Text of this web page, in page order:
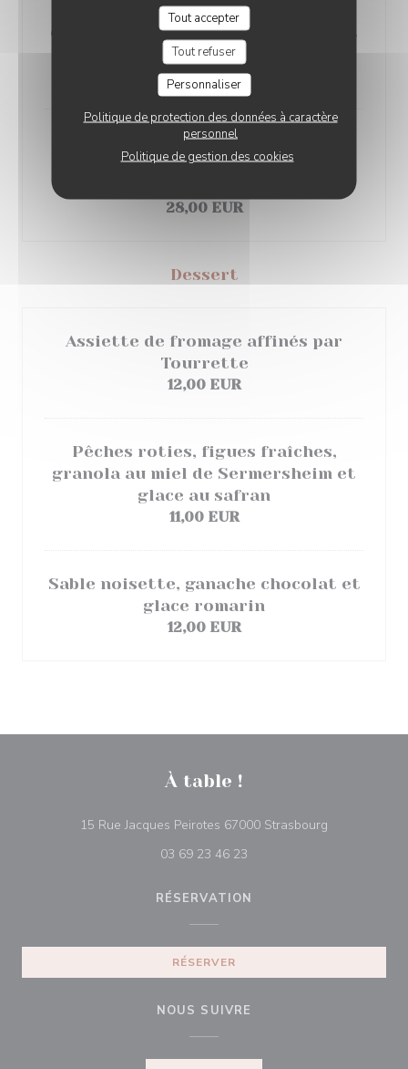
Tout accepter
Tout refuser
Personnaliser
Politique de protection des données à caractère
personnel
Politique de gestion des cookies
Pavé de lieu jaune côtier, petit
épeautre basilic et citron confit et
bouillabaisse émulsionnée
31,00 EUR
Maltagli à l’ail noir, aubergines,
myrtilles sauvages et straciatella
28,00 EUR
Dessert
Assiette de fromage affinés par
Tourrette
12,00 EUR
Pêches roties, figues fraîches,
granola au miel de Sermersheim et
glace au safran
11,00 EUR
Sable noisette, ganache chocolat et
glace romarin
12,00 EUR
À table !
15 Rue Jacques Peirotes 67000 Strasbourg
03 69 23 46 23
RÉSERVATION
RÉSERVER
NOUS SUIVRE